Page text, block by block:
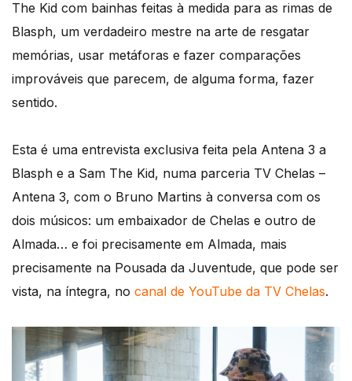
The Kid com bainhas feitas à medida para as rimas de
Blasph, um verdadeiro mestre na arte de resgatar
memórias, usar metáforas e fazer comparações
improváveis que parecem, de alguma forma, fazer
sentido.
Esta é uma entrevista exclusiva feita pela Antena 3 a
Blasph e a Sam The Kid, numa parceria TV Chelas –
Antena 3, com o Bruno Martins à conversa com os
dois músicos: um embaixador de Chelas e outro de
Almada… e foi precisamente em Almada, mais
precisamente na Pousada da Juventude, que pode ser
vista, na íntegra, no canal de YouTube da TV Chelas.